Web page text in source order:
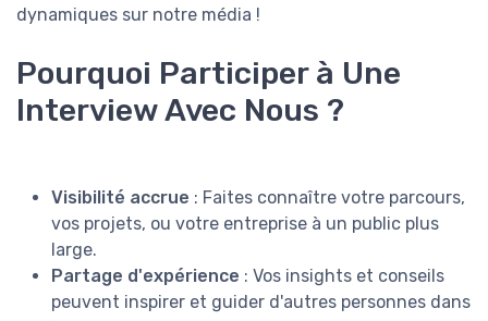
dynamiques sur notre média !
Pourquoi Participer à Une
Interview Avec Nous ?
Visibilité accrue : Faites connaître votre parcours,
vos projets, ou votre entreprise à un public plus
large.
Partage d'expérience : Vos insights et conseils
peuvent inspirer et guider d'autres personnes dans